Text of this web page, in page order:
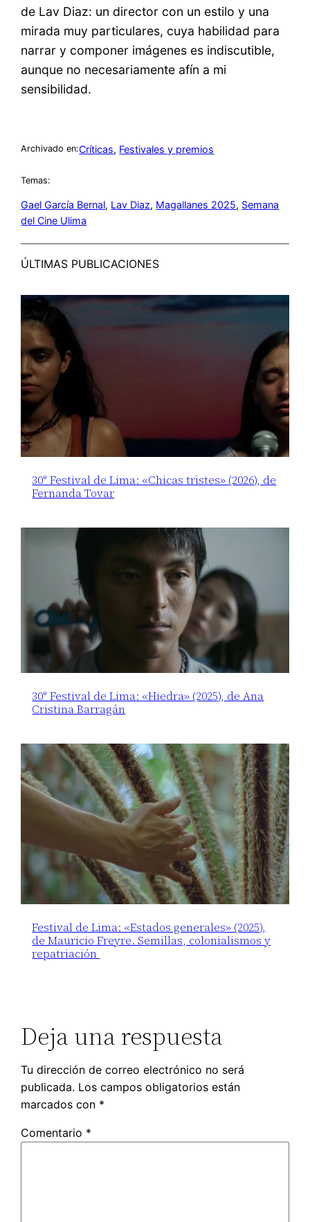
de Lav Diaz: un director con un estilo y una
mirada muy particulares, cuya habilidad para
narrar y componer imágenes es indiscutible,
aunque no necesariamente afín a mi
sensibilidad.
Archivado en:Críticas, Festivales y premios
Temas:
Gael García Bernal, Lav Diaz, Magallanes 2025, Semana
del Cine Ulima
ÚLTIMAS PUBLICACIONES
30° Festival de Lima: «Chicas tristes» (2026), de
Fernanda Tovar
30° Festival de Lima: «Hiedra» (2025), de Ana
Cristina Barragán
Festival de Lima: «Estados generales» (2025),
de Mauricio Freyre. Semillas, colonialismos y
repatriación
Deja una respuesta
Tu dirección de correo electrónico no será
publicada. Los campos obligatorios están
marcados con *
Comentario *